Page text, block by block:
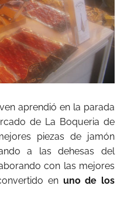
aprendió en la parada
de La Boqueria de
piezas de jamón
a las dehesas del
con las mejores
en uno de los